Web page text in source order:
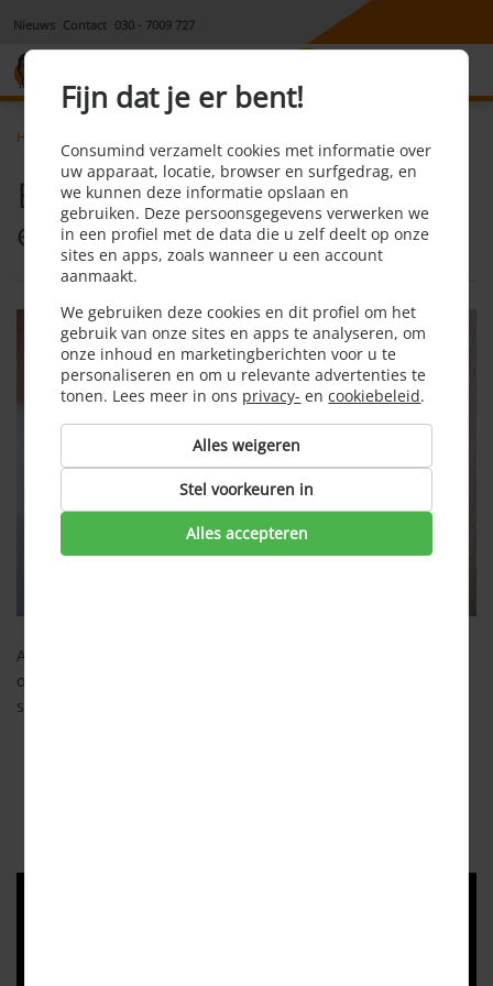
Nieuws Contact 030 - 7009 727
Home
Eindnota voor
energiekosten
Als je overstapt van
ontvang je van je leverancier de eindnota. Op de eindnota
staan de volgende zaken:
Fijn dat je er bent!
Consumind verzamelt cookies met informatie over
uw apparaat, locatie, browser en surfgedrag, en
we kunnen deze informatie opslaan en
gebruiken. Deze persoonsgegevens verwerken we
in een profiel met de data die u zelf deelt op onze
sites en apps, zoals wanneer u een account
aanmaakt.
We gebruiken deze cookies en dit profiel om het
gebruik van onze sites en apps te analyseren, om
onze inhoud en marketingberichten voor u te
personaliseren en om u relevante advertenties te
tonen. Lees meer in ons privacy- encookiebeleid.
Alles weigeren
Stel voorkeuren in
Alles accepteren